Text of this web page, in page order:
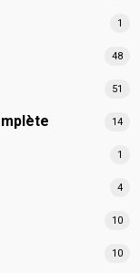
to search or ESC to
1
48
51
14
1
4
10
10